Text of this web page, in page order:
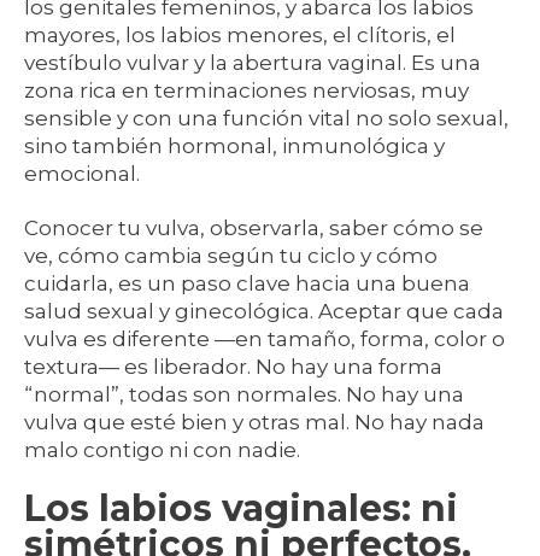
los genitales femeninos, y abarca los labios
mayores, los labios menores, el clítoris, el
vestíbulo vulvar y la abertura vaginal. Es una
zona rica en terminaciones nerviosas, muy
sensible y con una función vital no solo sexual,
sino también hormonal, inmunológica y
emocional.
Conocer tu vulva, observarla, saber cómo se
ve, cómo cambia según tu ciclo y cómo
cuidarla, es un paso clave hacia una buena
salud sexual y ginecológica. Aceptar que cada
vulva es diferente —en tamaño, forma, color o
textura— es liberador. No hay una forma
“normal”, todas son normales. No hay una
vulva que esté bien y otras mal. No hay nada
malo contigo ni con nadie.
Los labios vaginales: ni
simétricos ni perfectos,